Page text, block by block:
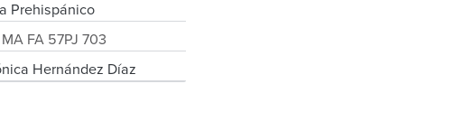
Prehispánico
FA 57PJ 703
Hernández Díaz